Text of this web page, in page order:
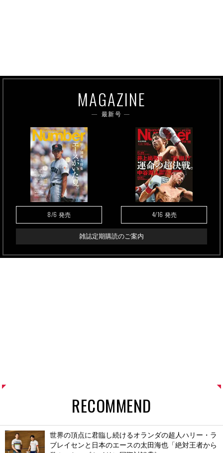
MAGAZINE
最新号
8/6 発売 4/16 発売
雑誌定期購読のご案内
RECOMMEND
世界の頂点に君臨し続けるオランダの超人ハリー・ラ
ブレイセンと日本のエースの太田海也「絶対王者から